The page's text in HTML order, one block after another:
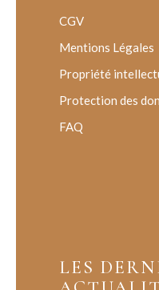
CGV
Mentions Légales
Propriété
Protection des
FAQ
LES